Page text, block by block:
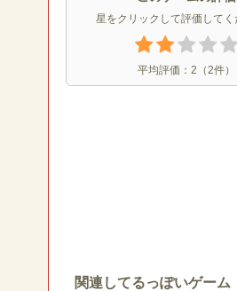
星をクリックして評価してく
平均評価： 2 （2件）
関連してるっぽいゲーム